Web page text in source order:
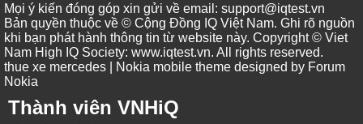
Mọi ý kiến đóng góp xin gửi về email: support@iqtest.vn
Bản quyền thuộc về © Cộng Đồng IQ Việt Nam. Ghi rõ nguồn
khi bạn phát hành thông tin từ website này. Copyright © Viet
Nam High IQ Society: www.iqtest.vn. All rights reserved.
thue xe mercedes | Nokia mobile theme designed by Forum
Nokia
Thành viên VNHiQ